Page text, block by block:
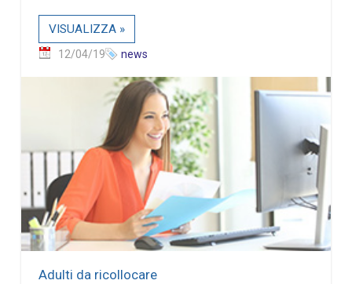
VISUALIZZA »
12/04/19 news
Adulti da ricollocare